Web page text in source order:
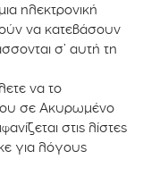
ηλεκτρονική
να κατεβάσουν
σ’ αυτή τη
να το
σε Ακυρωμένο
στις λίστες
για λόγους